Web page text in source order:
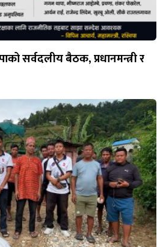
सर्वदलीय बैठक, प्रधानमन्त्री र